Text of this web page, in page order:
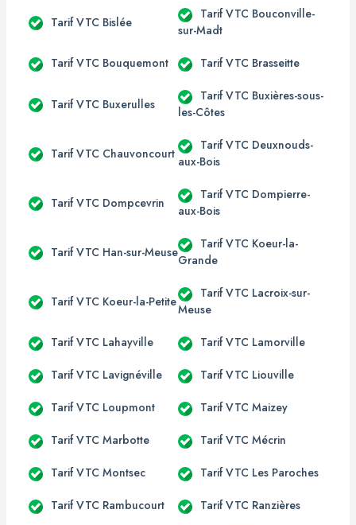
Tarif VTC Bislée
Tarif VTC Bouconville-
sur-Madt
Tarif VTC Bouquemont Tarif VTC Brasseitte
Tarif VTC Buxerulles
Tarif VTC Buxières-sous-
les-Côtes
Tarif VTC Chauvoncourt
Tarif VTC Deuxnouds-
aux-Bois
Tarif VTC Dompcevrin
Tarif VTC Dompierre-
aux-Bois
Tarif VTC Han-sur-Meuse
Tarif VTC Koeur-la-
Grande
Tarif VTC Koeur-la-Petite
Tarif VTC Lacroix-sur-
Meuse
Tarif VTC Lahayville Tarif VTC Lamorville
Tarif VTC Lavignéville Tarif VTC Liouville
Tarif VTC Loupmont Tarif VTC Maizey
Tarif VTC Marbotte Tarif VTC Mécrin
Tarif VTC Montsec Tarif VTC Les Paroches
Tarif VTC Rambucourt Tarif VTC Ranzières